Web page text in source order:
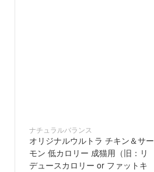
ナチュラルバランス
オリジナルウルトラ チキン＆サー
モン 低カロリー 成猫用（旧：リ
デュースカロリー or ファットキ